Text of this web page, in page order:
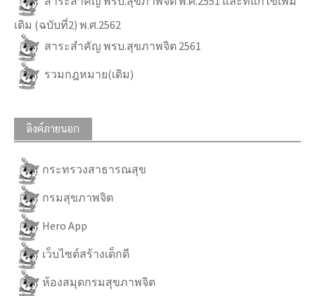
เติม (ฉบับที่2) พ.ศ.2562
สาระสำคัญ พรบ.สุขภาพจิต 2561
รวมกฎหมาย(เดิม)
ลิงค์ภายนอก
กระทรวงสาธารณสุข
กรมสุขภาพจิต
Hero App
เว็บไซต์สร้างเด็กดี
ห้องสมุดกรมสุขภาพจิต